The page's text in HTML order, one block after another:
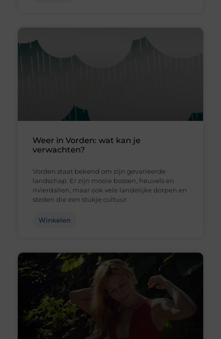
Weer in Vorden: wat kan je
verwachten?
Vorden staat bekend om zijn gevarieerde
landschap. Er zijn mooie bossen, heuvels en
rivierdallen, maar ook vele landelijke dorpen en
steden die een stukje cultuur
Winkelen